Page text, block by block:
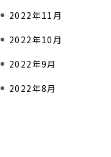
2022年11月
2022年10月
2022年9月
2022年8月